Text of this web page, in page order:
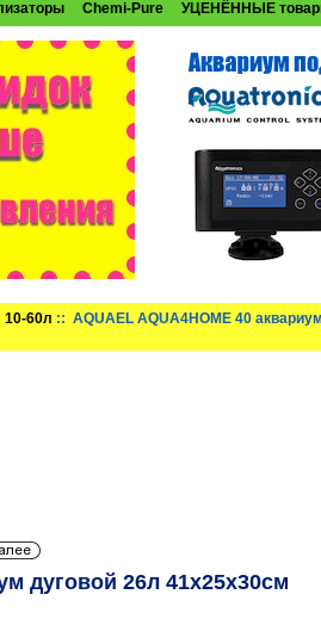
Chemi-Pure УЦЕНЁННЫЕ
10-60л :: AQUAEL AQUA4HOME 40
дуговой 26л 41х25х30см